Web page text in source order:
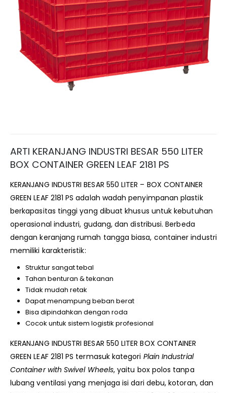
ARTI KERANJANG INDUSTRI BESAR 550 LITER
BOX CONTAINER GREEN LEAF 2181 PS
KERANJANG INDUSTRI BESAR 550 LITER – BOX CONTAINER
GREEN LEAF 2181 PS adalah wadah penyimpanan plastik
berkapasitas tinggi yang dibuat khusus untuk kebutuhan
operasional industri, gudang, dan distribusi. Berbeda
dengan keranjang rumah tangga biasa, container industri
memiliki karakteristik:
Struktur sangat tebal
Tahan benturan & tekanan
Tidak mudah retak
Dapat menampung beban berat
Bisa dipindahkan dengan roda
Cocok untuk sistem logistik profesional
KERANJANG INDUSTRI BESAR 550 LITER BOX CONTAINER
GREEN LEAF 2181 PS termasuk kategori Plain Industrial
Container with Swivel Wheels, yaitu box polos tanpa
lubang ventilasi yang menjaga isi dari debu, kotoran, dan